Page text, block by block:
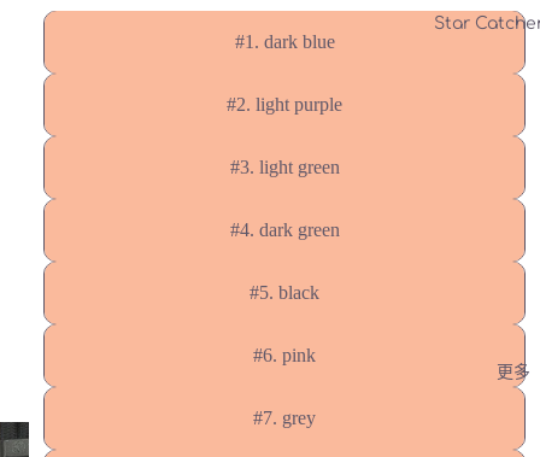
Star
更多
#1. dark blue
#2. light purple
#3. light green
#4. dark green
#5. black
#6. pink
#7. grey